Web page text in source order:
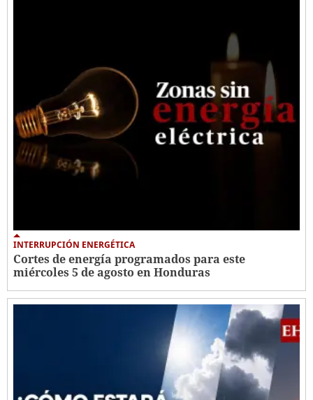
INTERRUPCIÓN ENERGÉTICA
Cortes de energía programados para este
miércoles 5 de agosto en Honduras